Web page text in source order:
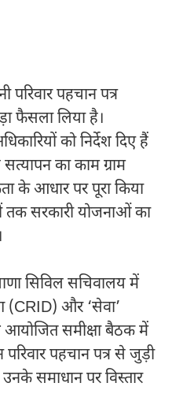
पहचान पत्र
फैसला लिया है।
को निर्देश दिए हैं
का काम ग्राम
के आधार पर पूरा किया
तक सरकारी योजनाओं का
सिविल सचिवालय में
(CRID) और ‘सेवा’
आयोजित समीक्षा बैठक में
पहचान पत्र से जुड़ी
समाधान पर विस्तार